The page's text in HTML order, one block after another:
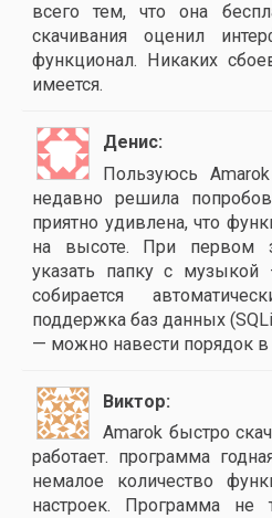
всего тем, что она
скачивания оценил
функционал. Никаких
имеется.
Денис
Пользуюсь
недавно решила
приятно удивлена, что
на высоте. При первом
указать папку с музыкой
собирается
поддержка баз данных
— можно навести порядок
Виктор
Amarok быстро
работает. программа
немалое количество
настроек. Программа